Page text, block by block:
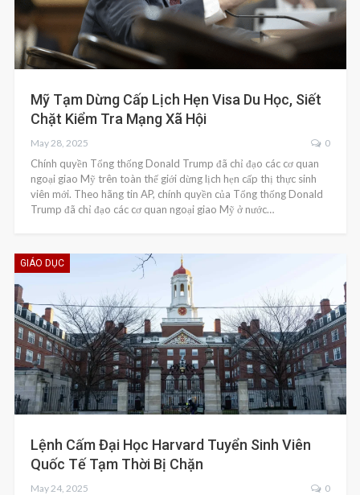
Mỹ Tạm Dừng Cấp Lịch Hẹn Visa Du Học, Siết
Chặt Kiểm Tra Mạng Xã Hội
May 28, 2025 0
Chính quyền Tổng thống Donald Trump đã chỉ đạo các cơ quan
ngoại giao Mỹ trên toàn thế giới dừng lịch hẹn cấp thị thực sinh
viên mới. Theo hãng tin AP, chính quyền của Tổng thống Donald
Trump đã chỉ đạo các cơ quan ngoại giao Mỹ ở nước…
GIÁO DỤC
Lệnh Cấm Đại Học Harvard Tuyển Sinh Viên
Quốc Tế Tạm Thời Bị Chặn
May 24, 2025 0